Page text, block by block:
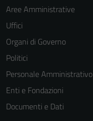
Aree Amministrative
Uffici
Organi di Governo
Politici
Personale Amministrativo
Enti e Fondazioni
Documenti e Dati